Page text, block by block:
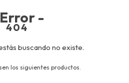
-
404
buscando no existe.
los siguientes productos.